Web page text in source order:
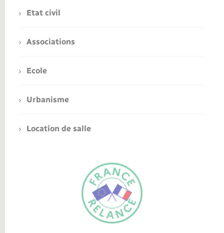
Etat civil
Associations
Ecole
Urbanisme
Location de salle